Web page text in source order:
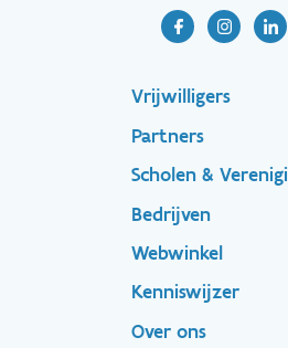
Footer-
menu
Vrijwilligers
Partners
Scholen &
Bedrijven
Footer
Webwinkel
Kenniswijzer
Over ons